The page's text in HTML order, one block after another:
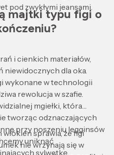
pod zwykłymi jeansami.
majtki typu figi o
i cienkich materiałów,
niewidocznych dla oka.
wykonane w technologii
rewolucja w szafie.
mgiełki, która
tworząc odznaczających
przy noszeniu legginsów
uniknąć
sylwetkę.
sprawia, że figi
nie wrzynają się w